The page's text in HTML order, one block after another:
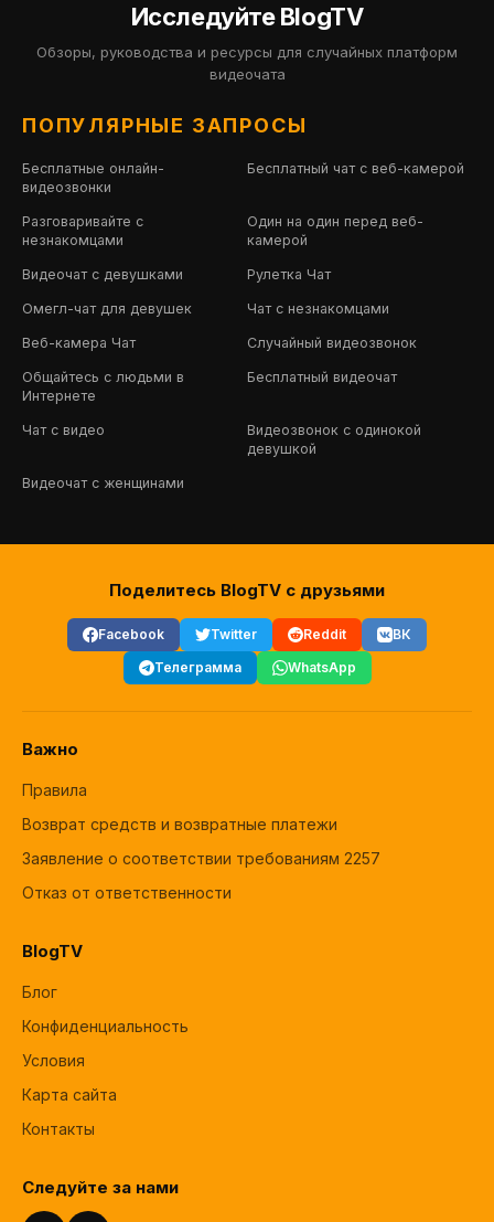
Исследуйте BlogTV
Обзоры, руководства и ресурсы для случайных платформ
видеочата
ПОПУЛЯРНЫЕ ЗАПРОСЫ
Бесплатные онлайн-
видеозвонки
Бесплатный чат с веб-камерой
Разговаривайте с
незнакомцами
Один на один перед веб-
камерой
Видеочат с девушками Рулетка Чат
Омегл-чат для девушек Чат с незнакомцами
Веб-камера Чат Случайный видеозвонок
Общайтесь с людьми в
Интернете
Бесплатный видеочат
Чат с видео
Видеозвонок с одинокой
девушкой
Видеочат с женщинами
Поделитесь BlogTV с друзьями
Facebook Twitter Reddit
ВК
Телеграмма
WhatsApp
Важно
Правила
Возврат средств и возвратные платежи
Заявление о соответствии требованиям 2257
Отказ от ответственности
BlogTV
Блог
Конфиденциальность
Условия
Карта сайта
Контакты
Следуйте за нами